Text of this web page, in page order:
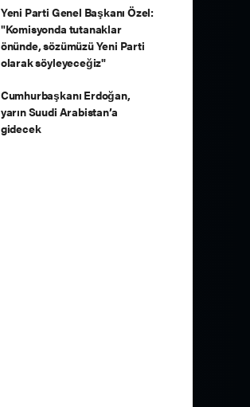
Yeni Parti Genel Başkanı Özel:
"Komisyonda tutanaklar
önünde, sözümüzü Yeni Parti
olarak söyleyeceğiz"
Cumhurbaşkanı Erdoğan,
yarın Suudi Arabistan’a
gidecek